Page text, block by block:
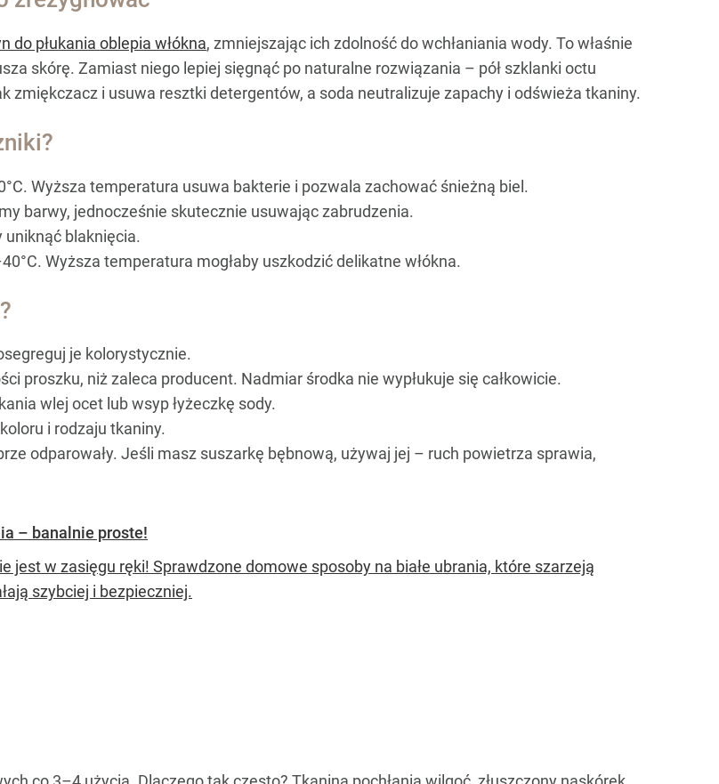
do płukania oblepia włókna, zmniejszając ich zdolność do wchłaniania wody. To właśnie
skórę. Zamiast niego lepiej sięgnąć po naturalne rozwiązania – pół szklanki octu
zmiękczacz i usuwa resztki detergentów, a soda neutralizuje zapachy i odświeża tkaniny.
Wyższa temperatura usuwa bakterie i pozwala zachować śnieżną biel.
barwy, jednocześnie skutecznie usuwając zabrudzenia.
uniknąć blaknięcia.
Wyższa temperatura mogłaby uszkodzić delikatne włókna.
je kolorystycznie.
proszku, niż zaleca producent. Nadmiar środka nie wypłukuje się całkowicie.
wlej ocet lub wsyp łyżeczkę sody.
i rodzaju tkaniny.
odparowały. Jeśli masz suszarkę bębnową, używaj jej – ruch powietrza sprawia,
– banalnie proste!
jest w zasięgu ręki! Sprawdzone domowe sposoby na białe ubrania, które szarzeją
szybciej i bezpieczniej.